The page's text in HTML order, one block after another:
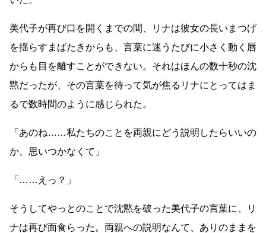
美代子が再び口を開くまでの間、リナは彼女の長いまつげ
を揺らすまばたきからも、言葉に迷うたびに小さく動く唇
からも目を離すことができない。それはほんの数十秒の沈
黙だったが、その言葉を待って気が焦るリナにとってはま
るで数時間のように感じられた。
「あのね……私たちのことを両親にどう説明したらいいの
か、思いつかなくて」
「 …… えっ？」
そうしてやっとのことで沈黙を破った美代子の言葉に、リ
ナは再び面食らった。両親への説明なんて、ありのままを